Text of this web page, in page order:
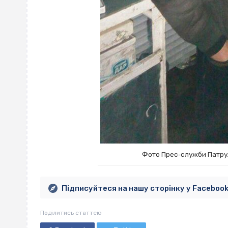
Фото Прес‐служби
Підписуйтеся на нашу сторінку у Facebook
Поділитись статтею